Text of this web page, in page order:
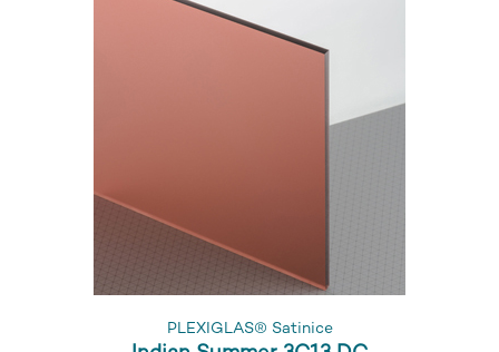
PLEXIGLAS® Satinice